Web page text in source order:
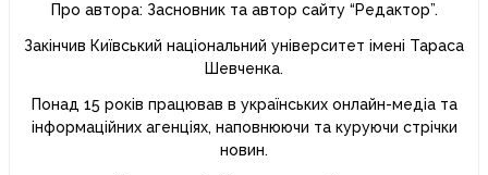
Про автора: Засновник та автор сайту “Редактор”.
Закінчив Київський національний університет імені Тараса
Шевченка.
Понад 15 років працював в українських онлайн-медіа та
інформаційних агенціях, наповнюючи та куруючи стрічки
новин.